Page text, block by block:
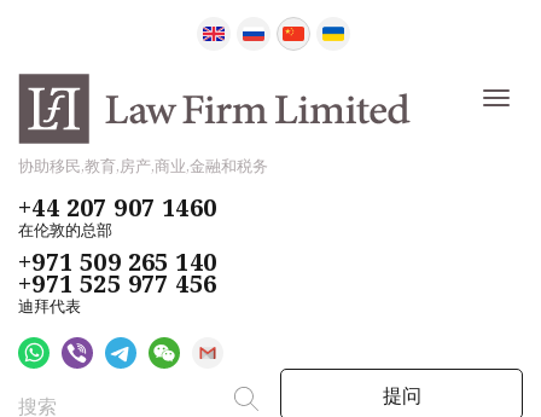
协助移民,教育,房产,商业,金融和税务
+44 207 907 1460
在伦敦的总部
+971 509 265 140
+971 525 977 456
迪拜代表
提问